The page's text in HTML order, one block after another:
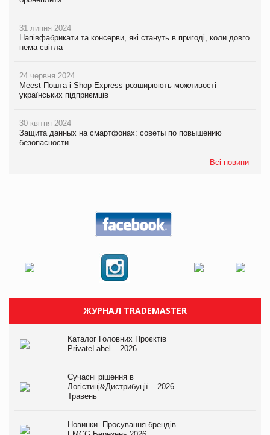
31 липня 2024
Напівфабрикати та консерви, які стануть в пригоді, коли довго
нема світла
24 червня 2024
Meest Пошта і Shop-Express розширюють можливості
українських підприємців
30 квітня 2024
Защита данных на смартфонах: советы по повышению
безопасности
Всі новини
ЖУРНАЛ TRADEMASTER
Каталог Головних Проєктів
PrivateLabel – 2026
Сучасні рішення в
Логістиці&Дистрибуції – 2026.
Травень
Новинки. Просування брендів